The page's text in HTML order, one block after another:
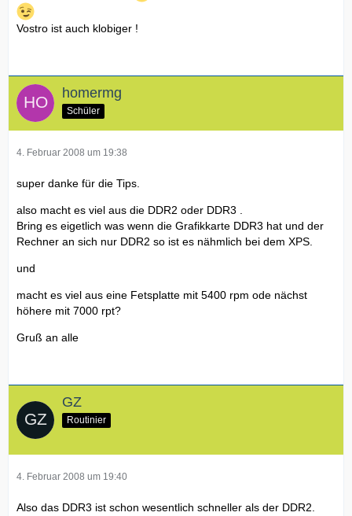
Vostro ist auch klobiger !
homermg
Schüler
4. Februar 2008 um 19:38
super danke für die Tips.
also macht es viel aus die DDR2 oder DDR3 .
Bring es eigetlich was wenn die Grafikkarte DDR3 hat und der
Rechner an sich nur DDR2 so ist es nähmlich bei dem XPS.
und
macht es viel aus eine Fetsplatte mit 5400 rpm ode nächst
höhere mit 7000 rpt?
Gruß an alle
GZ
Routinier
4. Februar 2008 um 19:40
Also das DDR3 ist schon wesentlich schneller als der DDR2.